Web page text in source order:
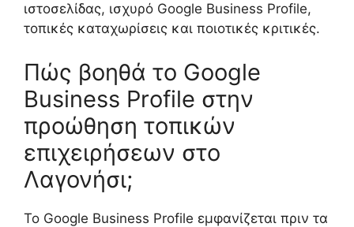
ιστοσελίδας, ισχυρό Google Business Profile,
τοπικές καταχωρίσεις και ποιοτικές κριτικές.
Πώς βοηθά το Google
Business Profile στην
προώθηση τοπικών
επιχειρήσεων στο
Λαγονήσι;
Το Google Business Profile εμφανίζεται πριν τα